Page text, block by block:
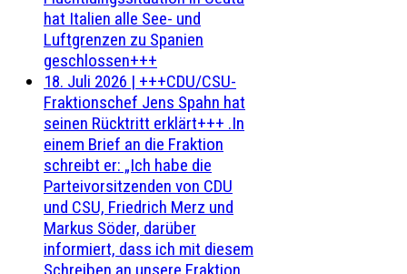
hat Italien alle See- und
Luftgrenzen zu Spanien
geschlossen+++
18. Juli 2026 | +++CDU/CSU-
Fraktionschef Jens Spahn hat
seinen Rücktritt erklärt+++ .In
einem Brief an die Fraktion
schreibt er: „Ich habe die
Parteivorsitzenden von CDU
und CSU, Friedrich Merz und
Markus Söder, darüber
informiert, dass ich mit diesem